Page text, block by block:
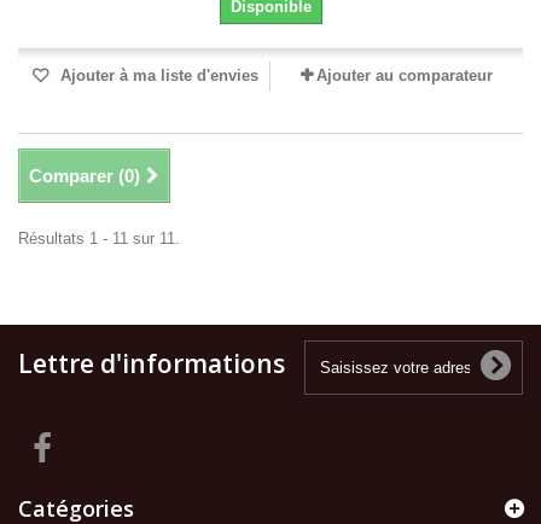
Disponible
Ajouter à ma liste d'envies Ajouter au comparateur
Comparer (0)
Résultats 1 - 11 sur 11.
Lettre d'informations
Catégories